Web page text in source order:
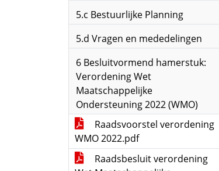
5.c Bestuurlijke Planning
5.d Vragen en mededelingen
6 Besluitvormend hamerstuk:
Verordening Wet
Maatschappelijke
Ondersteuning 2022 (WMO)
Raadsvoorstel verordening
WMO 2022.pdf
Raadsbesluit verordening